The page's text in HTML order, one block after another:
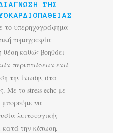
ΤΗΣ
το υπερηχογράφημα
τομογραφία
θέση καθώς βοηθάει
περιπτώσεων ενώ
της ίνωσης στα
Με το stress echo με
μπορούμε να
λειτουργικής
κατά την κόπωση.